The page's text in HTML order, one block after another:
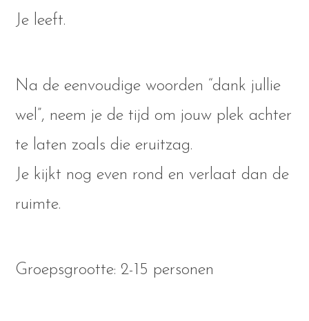
Je leeft.
Na de eenvoudige woorden “dank jullie
wel”, neem je de tijd om jouw plek achter
te laten zoals die eruitzag.
Je kijkt nog even rond en verlaat dan de
ruimte.
Groepsgrootte: 2-15 personen